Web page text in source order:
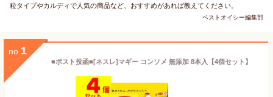
粒タイプやカルディで人気の商品など、おすすめがあれば教えてください。
ベストオイシー編集部
no. 1
■ポスト投函■[ネスレ]マギー コンソメ 無添加 8本入【4個セット】